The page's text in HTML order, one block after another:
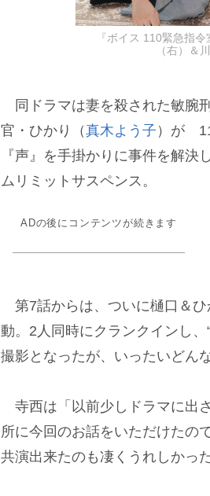
『ボイス 110緊急指
（右）＆
同ドラマは妻を殺された敏腕
官・ひかり（真木よう子 ）が
『声』を手掛かりに事件を解
ムリミットサスペンス。
ADの後にコンテンツが続きます
第7話からは、ついに樋口＆ひ
動。2人同時にクランクインし
撮影となったが、いったいどん
寺西は「以前少しドラマに出
所に今回のお話をいただけたの
共演出来たのも凄くうれしかっ